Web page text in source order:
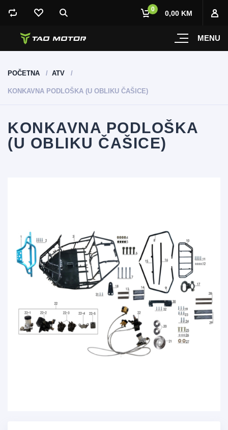
MENU
0 0,00 KM
POČETNA ATV
KONKAVNA PODLOŠKA (U OBLIKU ČAŠICE)
KONKAVNA PODLOŠKA
(U OBLIKU ČAŠICE)